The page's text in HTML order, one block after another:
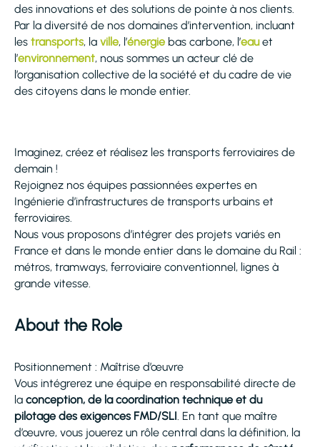
des innovations et des solutions de pointe à nos clients.
Par la diversité de nos domaines d’intervention, incluant
les transports, la ville, l’énergie bas carbone, l’eauet
l’environnement, nous sommes un acteur clé de
l’organisation collective de la société et du cadre de vie
des citoyens dans le monde entier.
Imaginez, créez et réalisez les transports ferroviaires de
demain !
Rejoignez nos équipes passionnées expertes en
Ingénierie d’infrastructures de transports urbains et
ferroviaires.
Nous vous proposons d’intégrer des projets variés en
France et dans le monde entier dans le domaine du Rail :
métros, tramways, ferroviaire conventionnel, lignes à
grande vitesse.
About the Role
Positionnement : Maîtrise d’œuvre
Vous intégrerez une équipe en responsabilité directe de
la conception, de la coordination technique et du
pilotage des exigences FMD/SLI. En tant que maître
d’œuvre, vous jouerez un rôle central dans la définition, la